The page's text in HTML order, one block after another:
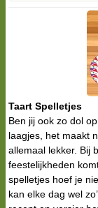
Taart Spelletjes
Ben jij ook zo dol
laagjes, het maakt
allemaal lekker. Bij
feestelijkheden
spelletjes hoef je
kan elke dag wel